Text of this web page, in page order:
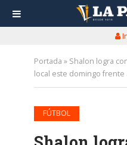
Portada » Shalon logra
local este domingo frente
FÚTBOL